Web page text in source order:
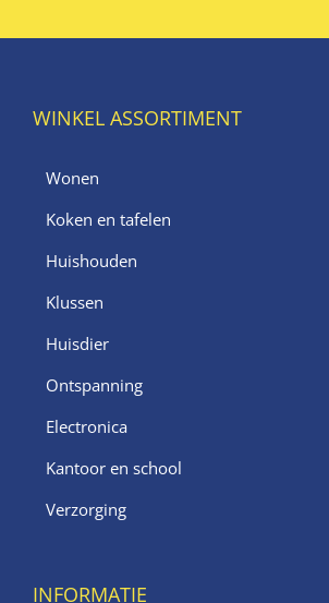
WINKEL ASSORTIMENT
Wonen
Koken en tafelen
Huishouden
Klussen
Huisdier
Ontspanning
Electronica
Kantoor en school
Verzorging
INFORMATIE